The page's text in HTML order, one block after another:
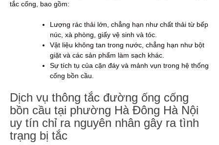
tắc cống, bao gồm:
Lượng rác thải lớn, chẳng hạn như chất thải từ bếp
núc, xà phòng, giấy vệ sinh và tóc.
Vật liệu không tan trong nước, chẳng hạn như bột
giặt và các sản phẩm làm sạch khác.
Sự tích tụ của cặn đáy và mảnh vụn trong hệ thống
cống bồn cầu.
Dịch vụ thông tắc đường ống cống
bồn cầu tại phường Hà Đông Hà Nội
uy tín chỉ ra nguyên nhân gây ra tình
trạng bị tắc